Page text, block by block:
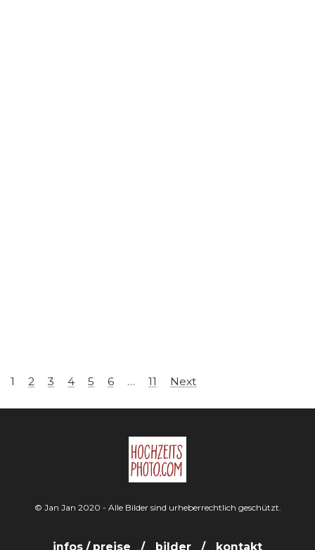
1 2 3 4 5 6 … 11 Next
© Jan Jan 2020 - Alle Bilder sind urheberrechtlich geschützt.
infos / preise bilder kontakt